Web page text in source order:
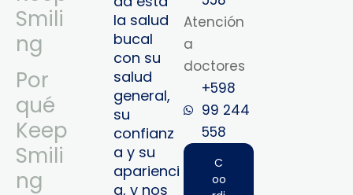
Smili
ng
Por
qué
Keep
Smili
ng
la salud
bucal
con su
salud
general,
su
confianz
a y su
aparienci
a, y nos
Atención
a
doctores
+598
99 244
558‬‬
C
oo